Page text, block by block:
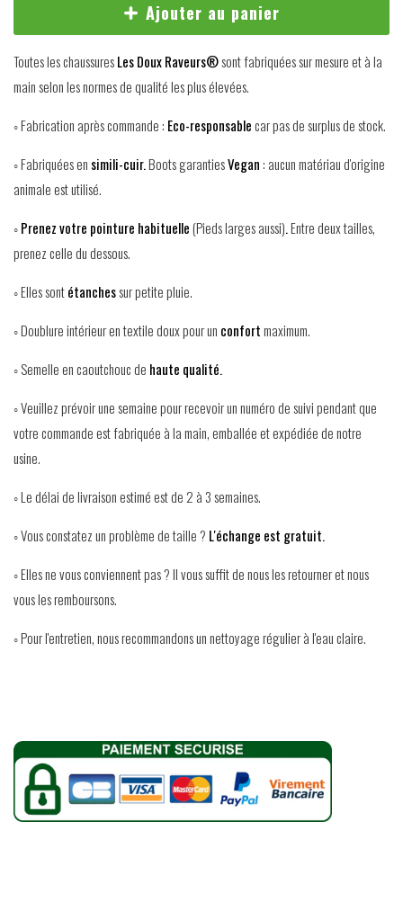
Ajouter au panier
Toutes les chaussuresLes Doux Raveurs®sont fabriquées sur mesure et à la
main selon les normes de qualité les plus élevées.
◦ Fabrication après commande : Eco-responsablecar pas de surplus de stock.
◦ Fabriquées en simili-cuir.Boots garantiesVegan: aucun matériau d'origine
animale est utilisé.
◦Prenez votre pointure habituelle(Pieds larges aussi).Entre deux tailles,
prenez celle du dessous.
◦ Elles sontétanchessur petite pluie.
◦ Doublure intérieur en textile doux pour un confortmaximum.
◦ Semelle en caoutchouc de haute qualité.
◦ Veuillez prévoir une semaine pour recevoir un numéro de suivi pendant que
votre commande est fabriquée à la main, emballée et expédiée de notre
usine.
◦ Le délai de livraison estimé est de 2 à 3 semaines.
◦ Vous constatez un problème de taille ? L'échange est gratuit.
◦ Elles ne vous conviennent pas ? Il vous suffit de nous les retourner et nous
vous les remboursons.
◦ Pour l'entretien, nous recommandons un nettoyage régulier à l'eau claire.